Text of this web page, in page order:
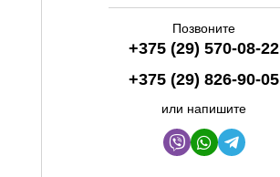
Позвоните
+375 (29) 570-08-22
+375 (29) 826-90-05
или напишите